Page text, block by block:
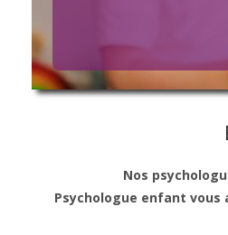
Nos
Psychologue enfant vous